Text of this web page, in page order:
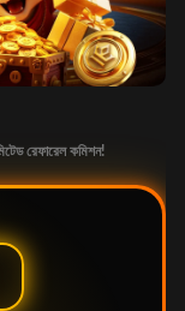
রেফারেল কমিশন!